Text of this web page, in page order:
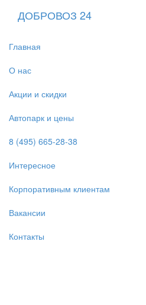
ДОБРОВОЗ 24
Главная
О нас
Акции и скидки
Автопарк и цены
8 (495) 665-28-38
Интересное
Корпоративным клиентам
Вакансии
Контакты